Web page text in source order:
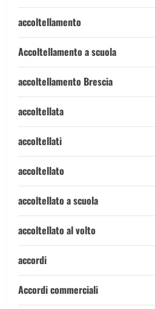
accoltellamento
Accoltellamento a scuola
accoltellamento Brescia
accoltellata
accoltellati
accoltellato
accoltellato a scuola
accoltellato al volto
accordi
Accordi commerciali